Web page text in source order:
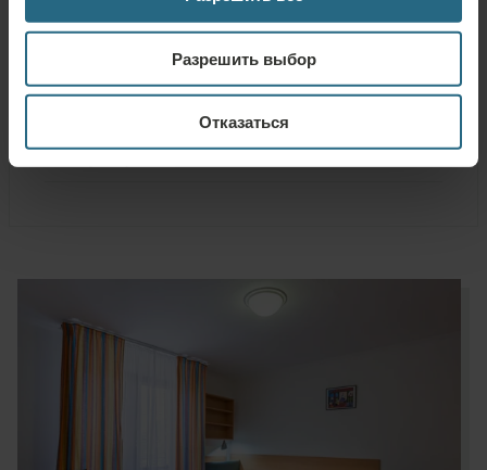
Разрешить выбор
Отказаться
ВКЛЮЧЕННЫЕ УСЛУГИ
Вода по прибытии
Услуга пробуждения